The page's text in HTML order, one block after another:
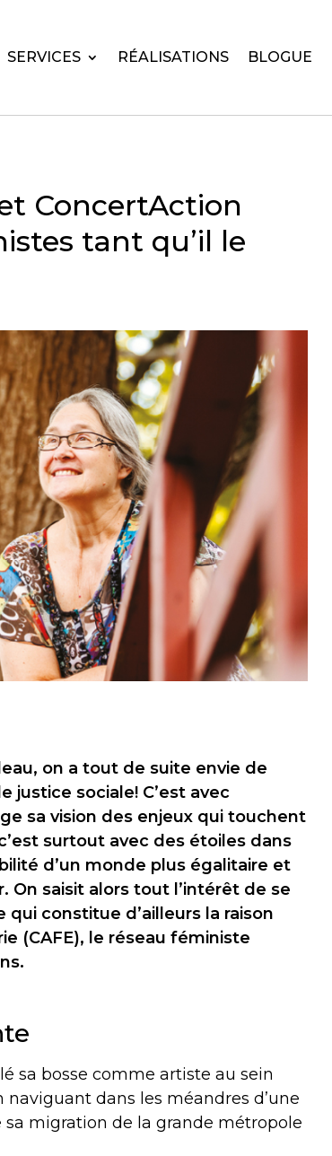
SERVICES RÉALISATIONS BLOGUE
ConcertAction
tant qu’il le
on a tout de suite envie de
justice sociale! C’est avec
sa vision des enjeux qui touchent
surtout avec des étoiles dans
d’un monde plus égalitaire et
On saisit alors tout l’intérêt de se
constitue d’ailleurs la raison
(CAFE), le réseau féministe
sa bosse comme artiste au sein
dans les méandres d’une
migration de la grande métropole